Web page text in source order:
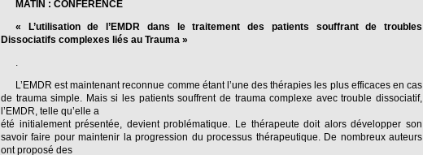
MATIN : CONFÉRENCE
« L’utilisation de l’EMDR dans le traitement des patients souffrant de troubles
Dissociatifs complexes liés au Trauma »
.
L’EMDR est maintenant reconnue comme étant l’une des thérapies les plus efficaces en cas
de trauma simple. Mais si les patients souffrent de trauma complexe avec trouble dissociatif,
l’EMDR, telle qu’elle a
été initialement présentée, devient problématique. Le thérapeute doit alors développer son
savoir faire pour maintenir la progression du processus thérapeutique. De nombreux auteurs
ont proposé des